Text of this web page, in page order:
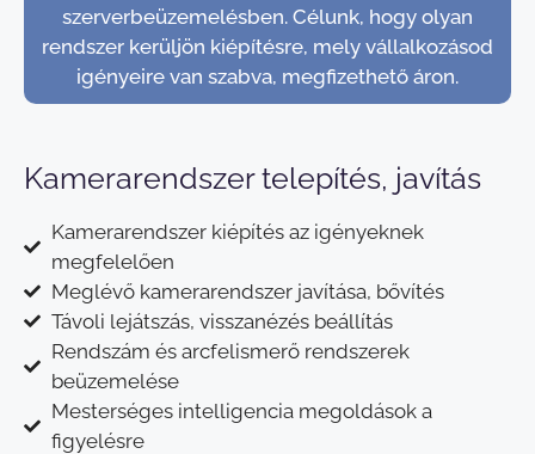
szerverbeüzemelésben. Célunk, hogy olyan
rendszer kerüljön kiépítésre, mely vállalkozásod
igényeire van szabva, megfizethető áron.
Kamerarendszer telepítés, javítás
Kamerarendszer kiépítés az igényeknek
megfelelően
Meglévő kamerarendszer javítása, bővítés
Távoli lejátszás, visszanézés beállítás
Rendszám és arcfelismerő rendszerek
beüzemelése
Mesterséges intelligencia megoldások a
figyelésre